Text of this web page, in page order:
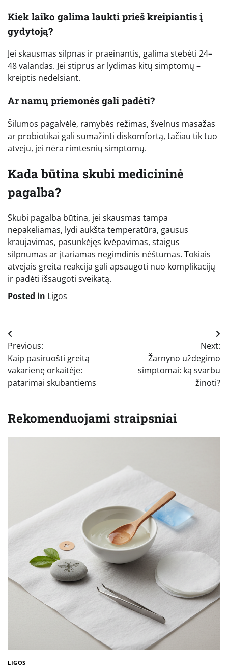
Kiek laiko galima laukti prieš kreipiantis į
gydytoją?
Jei skausmas silpnas ir praeinantis, galima stebėti 24–
48 valandas. Jei stiprus ar lydimas kitų simptomų –
kreiptis nedelsiant.
Ar namų priemonės gali padėti?
Šilumos pagalvėlė, ramybės režimas, švelnus masažas
ar probiotikai gali sumažinti diskomfortą, tačiau tik tuo
atveju, jei nėra rimtesnių simptomų.
Kada būtina skubi medicininė
pagalba?
Skubi pagalba būtina, jei skausmas tampa
nepakeliamas, lydi aukšta temperatūra, gausus
kraujavimas, pasunkėjęs kvėpavimas, staigus
silpnumas ar įtariamas negimdinis nėštumas. Tokiais
atvejais greita reakcija gali apsaugoti nuo komplikacijų
ir padėti išsaugoti sveikatą.
Posted in Ligos
Navigacija
tarp
įrašų
Previous:
Kaip pasiruošti greitą
vakarienę orkaitėje:
patarimai skubantiems
Next:
Žarnyno uždegimo
simptomai: ką svarbu
žinoti?
Rekomenduojami straipsniai
LIGOS